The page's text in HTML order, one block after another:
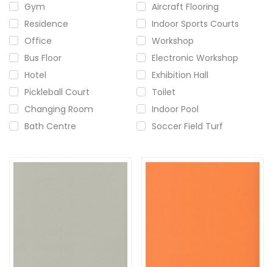
Gym
Aircraft Flooring
Residence
Indoor Sports Courts
Office
Workshop
Bus Floor
Electronic Workshop
Hotel
Exhibition Hall
Pickleball Court
Toilet
Changing Room
Indoor Pool
Bath Centre
Soccer Field Turf